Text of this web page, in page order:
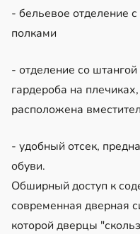
- бельевое отделение
полками
- отделение со
гардероба на
расположена
- удобный отсек,
обуви.
Обширный доступ к
современная дверная
которой дверцы